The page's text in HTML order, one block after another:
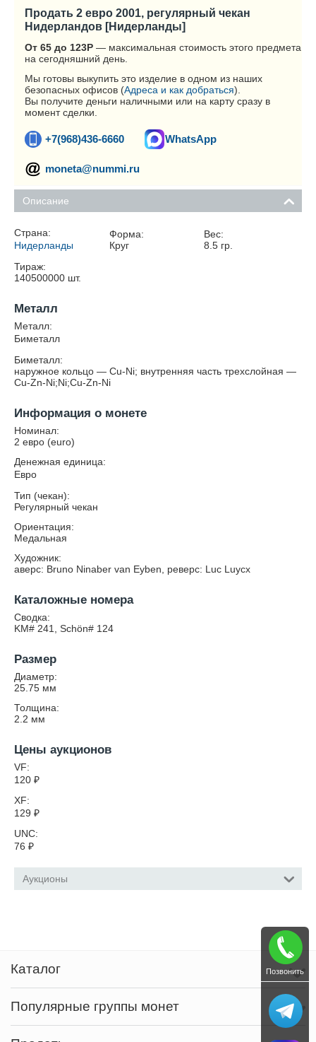
Продать 2 евро 2001, регулярный чекан
Нидерландов [Нидерланды]
От 65 до 123Р — максимальная стоимость этого предмета
на сегодняшний день.
Мы готовы выкупить это изделие в одном из наших
безопасных офисов (Адреса и как добраться).
Вы получите деньги наличными или на карту сразу в
момент сделки.
+7(968)436-6660 WhatsApp
moneta@nummi.ru
Описание
Страна:
Нидерланды
Форма:
Круг
Вес:
8.5 гр.
Тираж:
140500000 шт.
Металл
Металл:
Биметалл
Биметалл:
наружное кольцо — Cu-Ni; внутренняя часть трехслойная —
Cu-Zn-Ni;Ni;Cu-Zn-Ni
Информация о монете
Номинал:
2 евро (euro)
Денежная единица:
Евро
Тип (чекан):
Регулярный чекан
Ориентация:
Медальная
Художник:
аверс: Bruno Ninaber van Eyben, реверс: Luc Luycx
Каталожные номера
Сводка:
KM# 241, Schön# 124
Размер
Диаметр:
25.75 мм
Толщина:
2.2 мм
Цены аукционов
VF:
120 ₽
XF:
129 ₽
UNC:
76 ₽
Аукционы
Каталог
Популярные группы монет
Позвонить